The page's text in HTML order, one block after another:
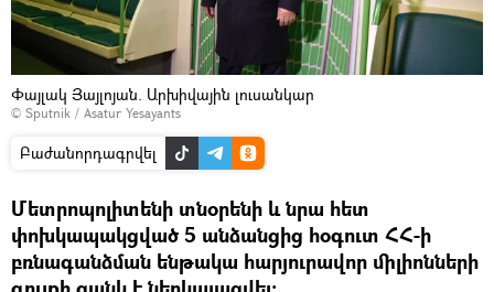
Փայլակ Յայլոյան. Արխիվային լուսանկար
© Sputnik / Asatur Yesayants
Բաժանորդագրվել
Մետրոպոլիտենի տնօրենի և նրա հետ
փոխկապակցված 5 անձանցից հօգուտ ՀՀ-ի
բռնագանձման ենթակա հարյուրավոր միլիոնների